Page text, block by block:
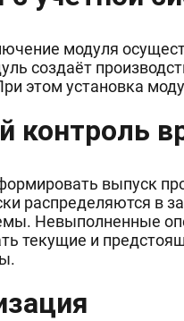
модуля
создаёт
этом установка
контроль
выпуск
распределяются в
Невыполненные
текущие и